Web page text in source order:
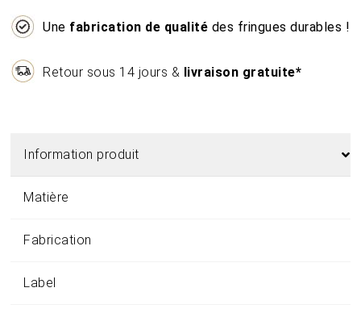
Une fabrication de qualité des fringues durables !
Retour sous 14 jours & livraison gratuite*
Information produit
Matière
Fabrication
Label